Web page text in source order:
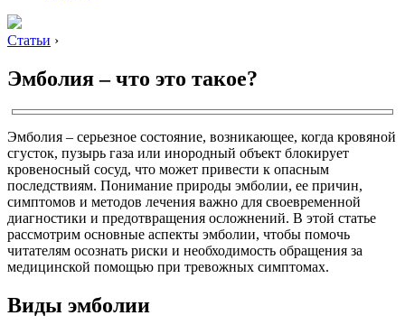
Статьи ›
Эмболия – что это такое?
Эмболия – серьезное состояние, возникающее, когда кровяной
сгусток, пузырь газа или инородный объект блокирует
кровеносный сосуд, что может привести к опасным
последствиям. Понимание природы эмболии, ее причин,
симптомов и методов лечения важно для своевременной
диагностики и предотвращения осложнений. В этой статье
рассмотрим основные аспекты эмболии, чтобы помочь
читателям осознать риски и необходимость обращения за
медицинской помощью при тревожных симптомах.
Виды эмболии